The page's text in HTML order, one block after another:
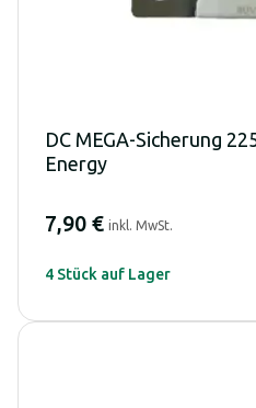
DC MEGA-Sicherung
Energy
7,90 € inkl. MwSt.
4 Stück auf Lager